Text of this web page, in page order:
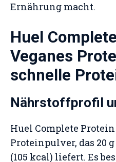
Ernährung macht.
Huel
Veganes
schnelle
Nährstoffprofil
Huel Complete
Proteinpulver, das 20
(105 kcal) liefert. Es